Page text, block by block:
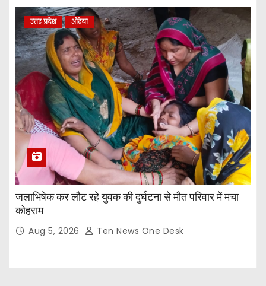
उत्तर प्रदेश औरेया
जलाभिषेक कर लौट रहे युवक की दुर्घटना से मौत परिवार में मचा
कोहराम
Aug 5, 2026 Ten News One Desk